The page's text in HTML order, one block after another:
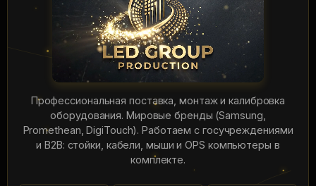
Профессиональная поставка, монтаж и калибровка
оборудования. Мировые бренды (Samsung,
Promethean, DigiTouch). Работаем с госучреждениями
и B2B: стойки, кабели, мыши и OPS компьютеры в
комплекте.